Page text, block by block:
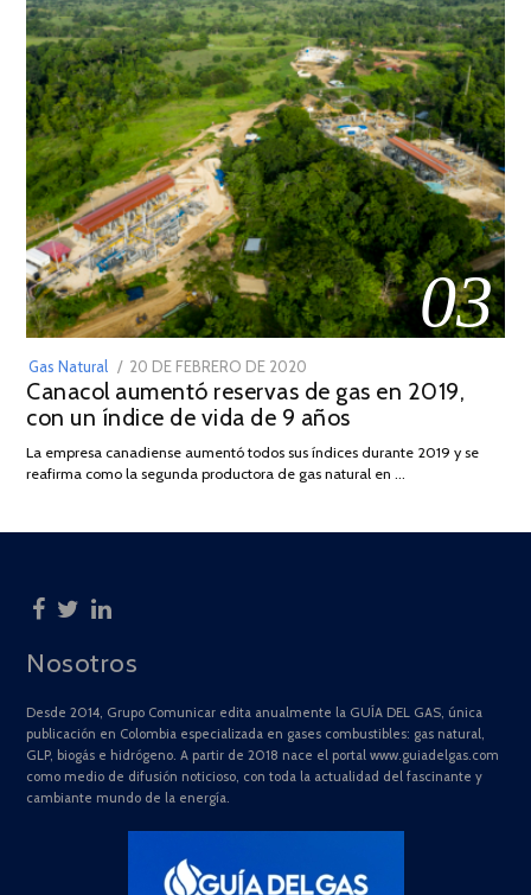
03
Gas Natural
POSTED
ON
20 DE FEBRERO DE 2020
DE
JULIO
2025
Canacol aumentó reservas de gas en 2019,
con un índice de vida de 9 años
La empresa canadiense aumentó todos sus índices durante 2019 y se
reafirma como la segunda productora de gas natural en …
Nosotros
Desde 2014, Grupo Comunicar edita anualmente la GUÍA DEL GAS, única
publicación en Colombia especializada en gases combustibles: gas natural,
GLP, biogás e hidrógeno. A partir de 2018 nace el portal www.guiadelgas.com
como medio de difusión noticioso, con toda la actualidad del fascinante y
cambiante mundo de la energía.